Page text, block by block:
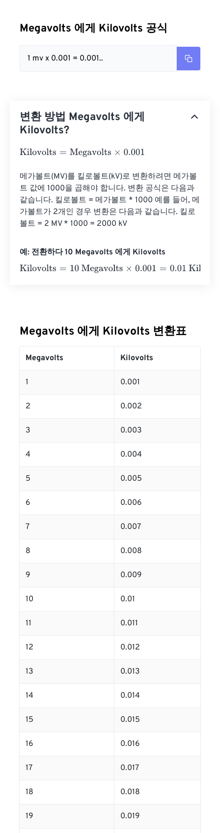
Megavolts 에게 Kilovolts 공식
1 mv x 0.001 = 0.001..
변환 방법 Megavolts 에게
Kilovolts?
Kilovolts=Megavolts×0.001
메가볼트(MV)를 킬로볼트(kV)로 변환하려면 메가볼
트 값에 1000을 곱해야 합니다. 변환 공식은 다음과
같습니다. 킬로볼트 = 메가볼트 * 1000 예를 들어, 메
가볼트가 2개인 경우 변환은 다음과 같습니다. 킬로
볼트 = 2 MV * 1000 = 2000 kV
예: 전환하다 10 Megavolts 에게 Kilovolts
Kilovolts=10 Megavolts×0.001 =0.01 Kilovolts
Megavolts 에게 Kilovolts 변환표
Megavolts Kilovolts
1 0.001
2 0.002
3 0.003
4 0.004
5 0.005
6 0.006
7 0.007
8 0.008
9 0.009
10 0.01
11 0.011
12 0.012
13 0.013
14 0.014
15 0.015
16 0.016
17 0.017
18 0.018
19 0.019